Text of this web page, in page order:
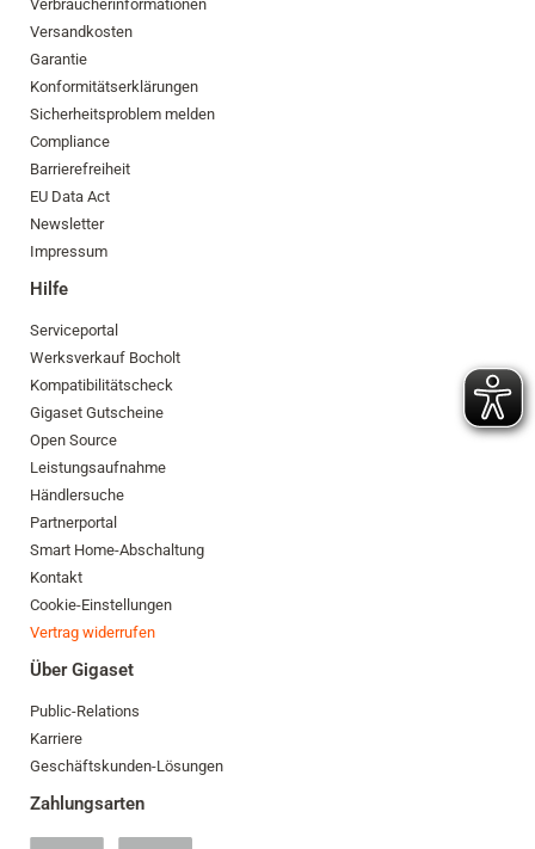
Verbraucherinformationen
Versandkosten
Garantie
Konformitätserklärungen
Sicherheitsproblem melden
Compliance
Barrierefreiheit
EU Data Act
Newsletter
Impressum
Hilfe
Serviceportal
Werksverkauf Bocholt
Kompatibilitätscheck
Gigaset Gutscheine
Open Source
Leistungsaufnahme
Händlersuche
Partnerportal
Smart Home-Abschaltung
Kontakt
Cookie-Einstellungen
Vertrag widerrufen
Über Gigaset
Public-Relations
Karriere
Geschäftskunden-Lösungen
Zahlungsarten